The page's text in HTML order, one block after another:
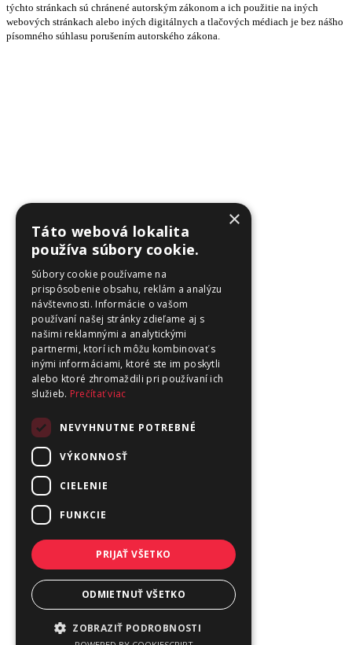
týchto stránkach sú chránené autorským zákonom a ich použitie na iných
webových stránkach alebo iných digitálnych a tlačových médiach je bez nášho
písomného súhlasu porušením autorského zákona.
×
Táto webová lokalita
používa súbory cookie.
Súbory cookie používame na
prispôsobenie obsahu, reklám a analýzu
návštevnosti. Informácie o vašom
používaní našej stránky zdieľame aj s
našimi reklamnými a analytickými
partnermi, ktorí ich môžu kombinovať s
inými informáciami, ktoré ste im poskytli
alebo ktoré zhromaždili pri používaní ich
služieb. Prečítať viac
NEVYHNUTNE POTREBNÉ
VÝKONNOSŤ
CIELENIE
FUNKCIE
PRIJAŤ VŠETKO
ODMIETNUŤ VŠETKO
ZOBRAZIŤ PODROBNOSTI